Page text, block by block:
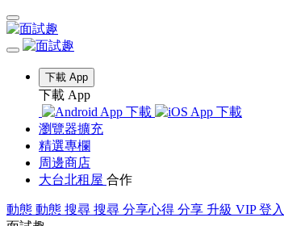
下載 App
下載 App
瀏覽器擴充
精選專欄
周邊商店
大台北租屋 合作
動態 動態 搜尋 搜尋 分享心得 分享 升級 VIP 登入